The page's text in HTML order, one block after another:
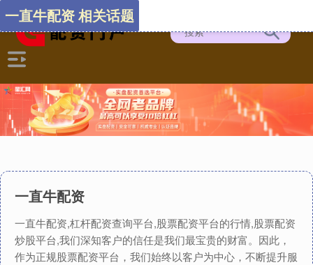
一直牛配资
一直牛配资,杠杆配资查询平台,股票配资平台的行情,股票配资
炒股平台,我们深知客户的信任是我们最宝贵的财富。因此，
作为正规股票配资平台，我们始终以客户为中心，不断提升服
一直牛配资 相关话题